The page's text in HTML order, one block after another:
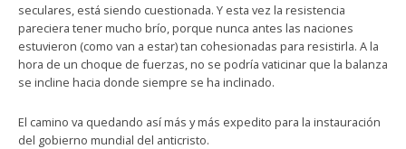
seculares, está siendo cuestionada. Y esta vez la resistencia
pareciera tener mucho brío, porque nunca antes las naciones
estuvieron (como van a estar) tan cohesionadas para resistirla. A la
hora de un choque de fuerzas, no se podría vaticinar que la balanza
se incline hacia donde siempre se ha inclinado.
El camino va quedando así más y más expedito para la instauración
del gobierno mundial del anticristo.